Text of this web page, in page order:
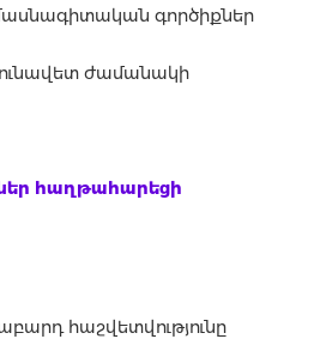
գործիքներ
ժամանակի
հաղթահարեցի
հաշվետվությունը